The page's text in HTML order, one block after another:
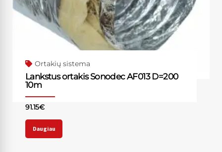
Ortakių sistema
Lankstus ortakis Sonodec AF013 D=200
10m
91.15€
Daugiau